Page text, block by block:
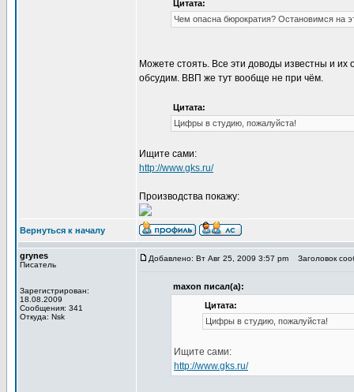
Цитата:
Чем опасна бюрократия? Остановимся на
Можете стоять. Все эти доводы известны и
обсудим. ВВП же тут вообще не при чём.
Цитата:
Цифры в студию, пожалуйста!
Ищите сами:
http://www.gks.ru/
Производства покажу:
Вернуться к началу
grynes
Писатель
Зарегистрирован:
18.08.2009
Сообщения: 341
Откуда: Nsk
Добавлено: Вт Авг 25, 2009 3:57 pm Заголовок
maxon писал(а):
Цитата:
Цифры в студию, пожалуйста!
Ищите сами:
http://www.gks.ru/